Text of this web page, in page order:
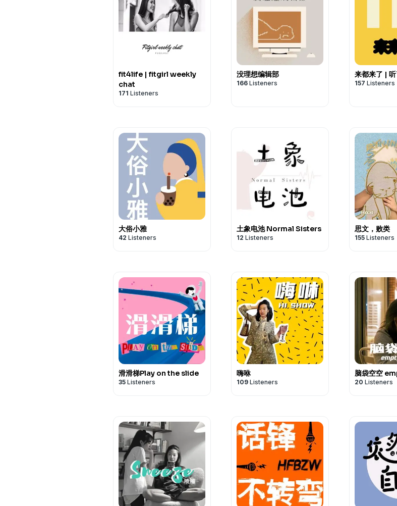
+微信nlby-666 联系小助
建联/合作联系微信：
了个大house。我们不定
同时它还是一档播客，
最后它更是每个所有女生
论多羞耻、奇葩、不合时
宁浪别野是每一个女生可
+微信nlby-666 联系小助
穿越中国确实是一
养宠物就是同时体
45:19
从集体生活里抽身
节目中提到的六六账号
【宁浪别野是什么？】
同时它还是一档播客，是
分享故事的地方。
最后它更是每个所有女生
论多羞耻、奇葩、不合
宁浪别野是每一个女生可
微信nlby-666 联系小助理
WiFi吧！
fit4life | fitgirl weekly
chat
171 Listeners
没理想编辑部
166 Listeners
来都来了 |
157 Listeners
大俗小雅
42 Listeners
土象电池 Normal Sisters
12 Listeners
思文，败类
155 Listeners
滑滑梯Play on the slide
35 Listeners
嗨咻
109 Listeners
脑袋空空
20 Listeners